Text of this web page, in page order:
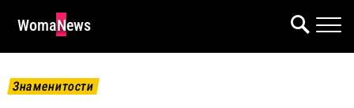
WomaNews
Знаменитости